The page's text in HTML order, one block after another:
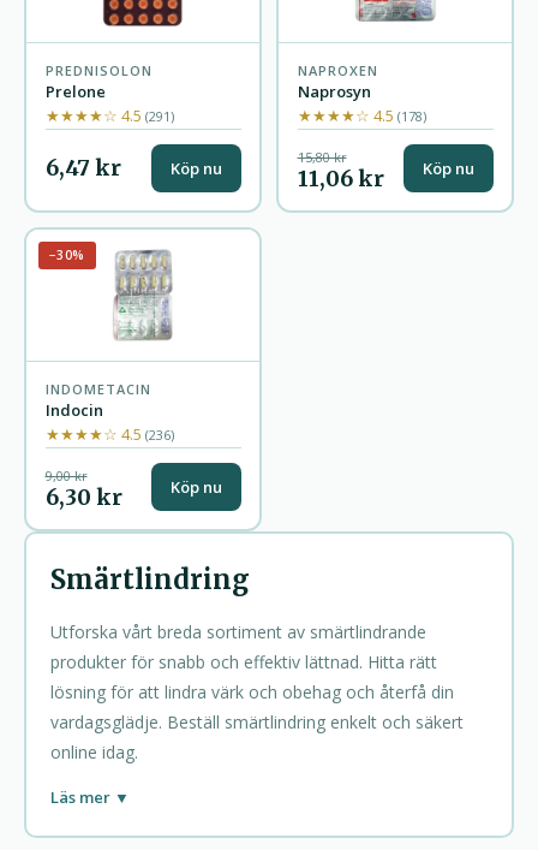
PREDNISOLON
Prelone
★★★★☆ 4.5 (291)
6,47 kr Köp nu
NAPROXEN
Naprosyn
★★★★☆ 4.5 (178)
15,80 kr
11,06 kr Köp nu
−30%
INDOMETACIN
Indocin
★★★★☆ 4.5 (236)
9,00 kr
6,30 kr Köp nu
Smärtlindring
Utforska vårt breda sortiment av smärtlindrande
produkter för snabb och effektiv lättnad. Hitta rätt
lösning för att lindra värk och obehag och återfå din
vardagsglädje. Beställ smärtlindring enkelt och säkert
online idag.
Smärtlindring är en av de mest efterfrågade
Läs mer ▼